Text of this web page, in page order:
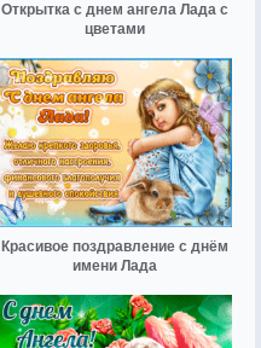
Открытка с днем ангела Лада с
цветами
Красивое поздравление с днём
имени Лада